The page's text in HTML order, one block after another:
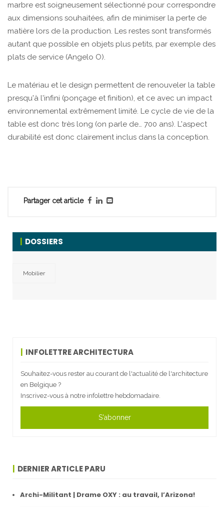
marbre est soigneusement sélectionné pour correspondre
aux dimensions souhaitées, afin de minimiser la perte de
matière lors de la production. Les restes sont transformés
autant que possible en objets plus petits, par exemple des
plats de service (Angelo O).
Le matériau et le design permettent de renouveler la table
presqu'à l'infini (ponçage et finition), et ce avec un impact
environnemental extrêmement limité. Le cycle de vie de la
table est donc très long (on parle de… 700 ans). L'aspect
durabilité est donc clairement inclus dans la conception.
Partager cet article
DOSSIERS
Mobilier
INFOLETTRE ARCHITECTURA
Souhaitez-vous rester au courant de l'actualité de l'architecture
en Belgique ?
Inscrivez-vous à notre infolettre hebdomadaire.
S'abonner
DERNIER ARTICLE PARU
Archi-Militant | Drame OXY : au travail, l’Arizona!